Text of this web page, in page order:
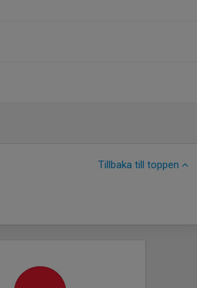
Tillbaka till toppen